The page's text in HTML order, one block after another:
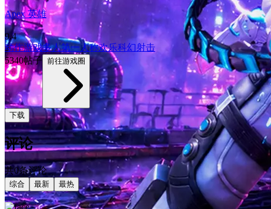
Apex 英雄
9.4
动作游戏多人第一人称欢乐科幻射击
5340帖子 前往游戏圈
下载
评论
共0条评论
综合 最新 最热